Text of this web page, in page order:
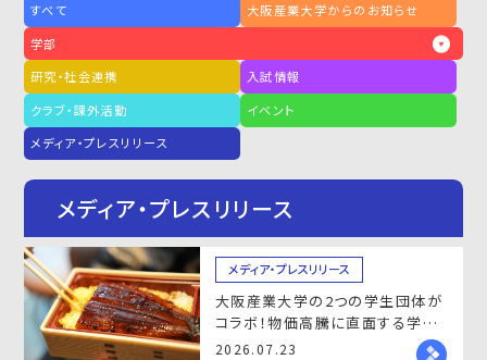
メディア・プレスリリース
メディア・プレスリリース
大阪産業大学の2つの学生団体が
コラボ！物価高騰に直面する学生
を応援する「100円うな丼（2日間
2026.07.23
すべて
大阪産業大学からのお知らせ
学部
研究・社会連携
入試情報
クラブ・課外活動
イベント
メディア・プレスリリース